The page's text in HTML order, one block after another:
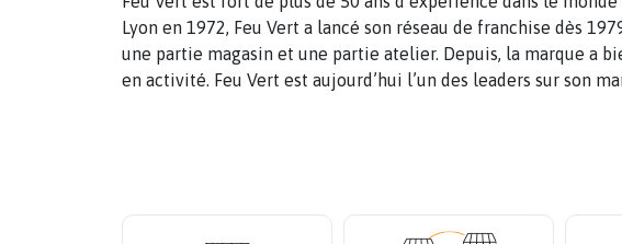
Lyon en 1972, Feu Vert a lancé son réseau de franchise dès
une partie magasin et une partie atelier. Depuis, la marque a
en activité. Feu Vert est aujourd’hui l’un des leaders sur son